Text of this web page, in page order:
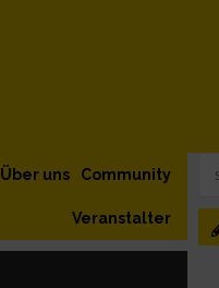
Community
Über uns
Veranstalter